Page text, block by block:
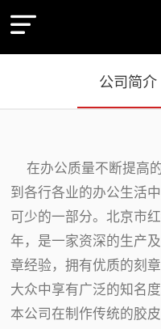
公司简介
在办公质量不断提高
到各行各业的办公生活
可少的一部分。北京市
年，是一家资深的生产
章经验，拥有优质的刻
大众中享有广泛的知名度
本公司在制作传统的胶